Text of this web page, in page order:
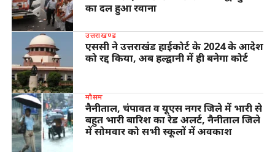
का दल हुआ रवाना
उत्तराखण्ड
एससी ने उत्तराखंड हाईकोर्ट के 2024 के आदेश
को रद्द किया, अब हल्द्वानी में ही बनेगा कोर्ट
मौसम
नैनीताल, चंपावत व यूएस नगर जिले में भारी से
बहुत भारी बारिश का रेड अलर्ट, नैनीताल जिले
में सोमवार को सभी स्कूलों में अवकाश